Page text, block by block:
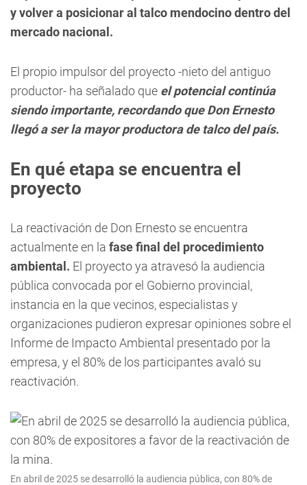
y volver a posicionar al talco mendocino dentro del
mercado nacional.
El propio impulsor del proyecto -nieto del antiguo
productor- ha señalado que el potencial continúa
siendo importante, recordando que Don Ernesto
llegó a ser la mayor productora de talco del país.
En qué etapa se encuentra el
proyecto
La reactivación de Don Ernesto se encuentra
actualmente en la fase final del procedimiento
ambiental. El proyecto ya atravesó la audiencia
pública convocada por el Gobierno provincial,
instancia en la que vecinos, especialistas y
organizaciones pudieron expresar opiniones sobre el
Informe de Impacto Ambiental presentado por la
empresa, y el 80% de los participantes avaló su
reactivación.
En abril de 2025 se desarrolló la audiencia pública, con 80% de